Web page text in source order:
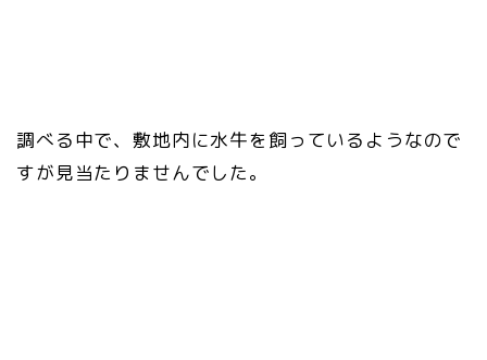
調べる中で、敷地内に水牛を飼っているようなので
すが見当たりませんでした。